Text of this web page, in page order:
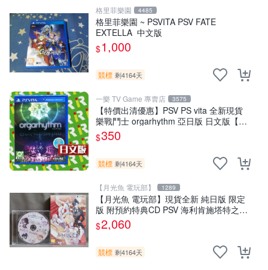
格里菲樂園 4485
格里菲樂園 ~ PSVITA PSV FATE
EXTELLA 中文版
$1,000
競標 剩4164天
一樂 TV Game 專賣店 3575
【特價出清優惠】PSV PS vita 全新現貨
樂戰鬥士 orgarhythm 亞日版 日文版【一
樂電玩】
$350
競標 剩4164天
【月光魚 電玩部】 1289
【月光魚 電玩部】現貨全新 純日版 限定
版 附預約特典CD PSV 海利肯施塔特之歌
限定版 純日版
$2,060
競標 剩4164天